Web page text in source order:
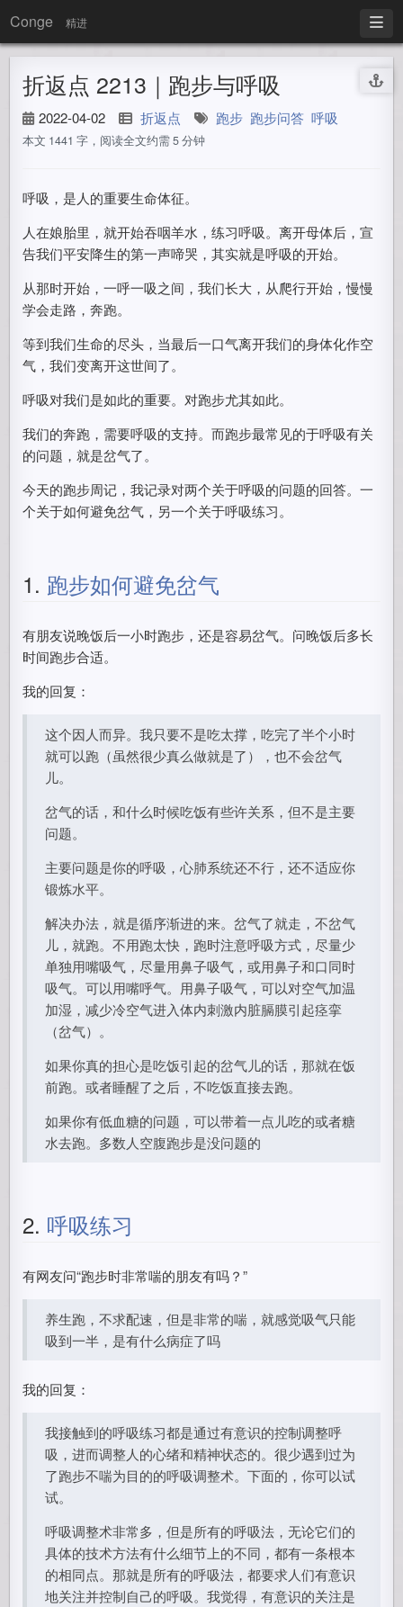
Conge 精进
折返点 2213｜跑步与呼吸
2022-04-02 折返点 跑步 跑步问答 呼吸
本文 1441 字，阅读全文约需 5 分钟
呼吸，是人的重要生命体征。
人在娘胎里，就开始吞咽羊水，练习呼吸。离开母体后，宣
告我们平安降生的第一声啼哭，其实就是呼吸的开始。
从那时开始，一呼一吸之间，我们长大，从爬行开始，慢慢
学会走路，奔跑。
等到我们生命的尽头，当最后一口气离开我们的身体化作空
气，我们变离开这世间了。
呼吸对我们是如此的重要。对跑步尤其如此。
我们的奔跑，需要呼吸的支持。而跑步最常见的于呼吸有关
的问题，就是岔气了。
今天的跑步周记，我记录对两个关于呼吸的问题的回答。一
个关于如何避免岔气，另一个关于呼吸练习。
1. 跑步如何避免岔气
有朋友说晚饭后一小时跑步，还是容易岔气。问晚饭后多长
时间跑步合适。
我的回复：
这个因人而异。我只要不是吃太撑，吃完了半个小时
就可以跑（虽然很少真么做就是了），也不会岔气
儿。
岔气的话，和什么时候吃饭有些许关系，但不是主要
问题。
主要问题是你的呼吸，心肺系统还不行，还不适应你
锻炼水平。
解决办法，就是循序渐进的来。岔气了就走，不岔气
儿，就跑。不用跑太快，跑时注意呼吸方式，尽量少
单独用嘴吸气，尽量用鼻子吸气，或用鼻子和口同时
吸气。可以用嘴呼气。用鼻子吸气，可以对空气加温
加湿，减少冷空气进入体内刺激内脏膈膜引起痉挛
（岔气）。
如果你真的担心是吃饭引起的岔气儿的话，那就在饭
前跑。或者睡醒了之后，不吃饭直接去跑。
如果你有低血糖的问题，可以带着一点儿吃的或者糖
水去跑。多数人空腹跑步是没问题的
2. 呼吸练习
有网友问“跑步时非常喘的朋友有吗？”
养生跑，不求配速，但是非常的喘，就感觉吸气只能
吸到一半，是有什么病症了吗
我的回复：
我接触到的呼吸练习都是通过有意识的控制调整呼
吸，进而调整人的心绪和精神状态的。很少遇到过为
了跑步不喘为目的的呼吸调整术。下面的，你可以试
试。
呼吸调整术非常多，但是所有的呼吸法，无论它们的
具体的技术方法有什么细节上的不同，都有一条根本
的相同点。那就是所有的呼吸法，都要求人们有意识
地关注并控制自己的呼吸。我觉得，有意识的关注是